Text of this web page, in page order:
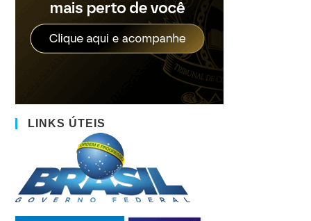
LINKS ÚTEIS